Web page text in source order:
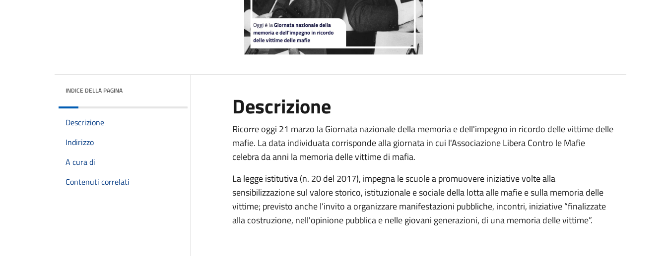
INDICE DELLA PAGINA
Descrizione
Indirizzo
A cura di
Contenuti correlati
Descrizione
Ricorre oggi 21 marzo la Giornata nazionale della memoria e dell'impegno in ricordo delle vittime delle
mafie. La data individuata corrisponde alla giornata in cui l'Associazione Libera Contro le Mafie
celebra da anni la memoria delle vittime di mafia.
La legge istitutiva (n. 20 del 2017), impegna le scuole a promuovere iniziative volte alla
sensibilizzazione sul valore storico, istituzionale e sociale della lotta alle mafie e sulla memoria delle
vittime; previsto anche l’invito a organizzare manifestazioni pubbliche, incontri, iniziative “finalizzate
alla costruzione, nell'opinione pubblica e nelle giovani generazioni, di una memoria delle vittime”.